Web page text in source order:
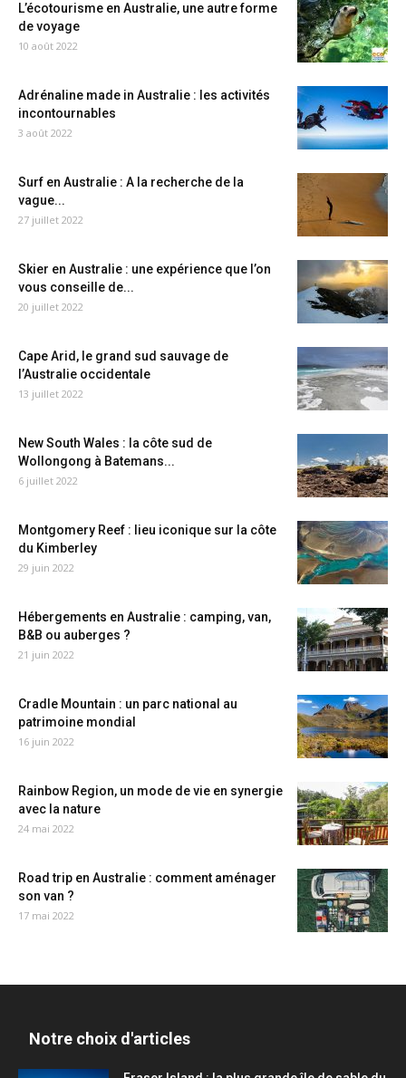
L’écotourisme en Australie, une autre forme
de voyage
10 août 2022
Adrénaline made in Australie : les activités
incontournables
3 août 2022
Surf en Australie : A la recherche de la
vague...
27 juillet 2022
Skier en Australie : une expérience que l’on
vous conseille de...
20 juillet 2022
Cape Arid, le grand sud sauvage de
l’Australie occidentale
13 juillet 2022
New South Wales : la côte sud de
Wollongong à Batemans...
6 juillet 2022
Montgomery Reef : lieu iconique sur la côte
du Kimberley
29 juin 2022
Hébergements en Australie : camping, van,
B&B ou auberges ?
21 juin 2022
Cradle Mountain : un parc national au
patrimoine mondial
16 juin 2022
Rainbow Region, un mode de vie en synergie
avec la nature
24 mai 2022
Road trip en Australie : comment aménager
son van ?
17 mai 2022
Notre choix d'articles